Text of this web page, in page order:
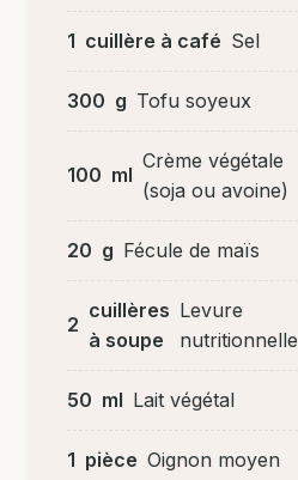
1 cuillère à café Sel
300 g Tofu soyeux
100 ml
Crème végétale
(soja ou avoine)
20 g Fécule de maïs
2
cuillères
à soupe
Levure
nutritionnelle
50 ml Lait végétal
1 pièce Oignon moyen